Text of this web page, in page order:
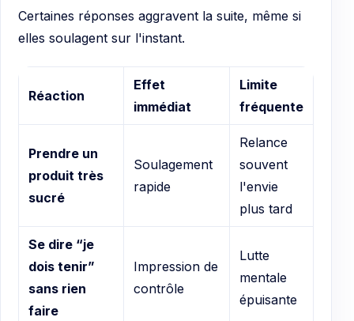
Certaines réponses aggravent la suite, même si
elles soulagent sur l'instant.
Réaction
Effet
immédiat
Limite
fréquente
Prendre un
produit très
sucré
Soulagement
rapide
Relance
souvent
l'envie
plus tard
Se dire “je
dois tenir”
sans rien
faire
Impression de
contrôle
Lutte
mentale
épuisante